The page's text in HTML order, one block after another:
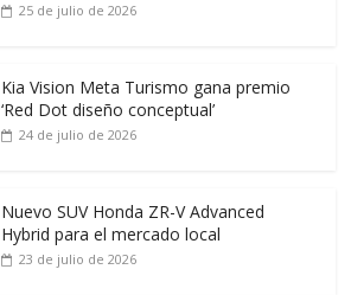
25 de julio de 2026
Kia Vision Meta Turismo gana premio
‘Red Dot diseño conceptual’
24 de julio de 2026
Nuevo SUV Honda ZR-V Advanced
Hybrid para el mercado local
23 de julio de 2026